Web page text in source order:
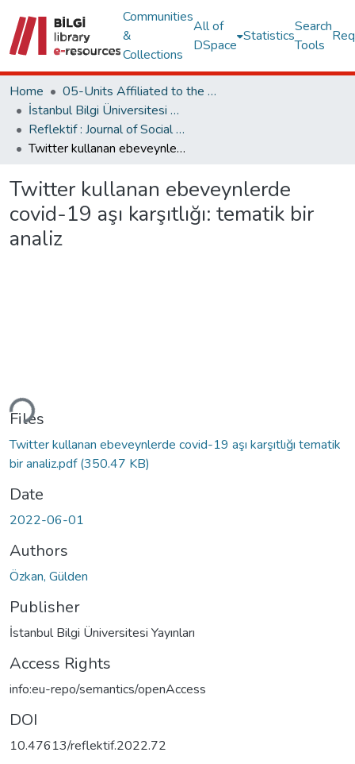
Communities
&
Collections
All of
DSpace
Statistics
Search
Tools
Home
05-Units Affiliated to the Rectorate
İstanbul Bilgi Üniversitesi Dergileri
Reflektif : Journal of Social Sciences
Twitter kullanan ebeveynlerde covid-19 aşı karşıtlığı: tematik bir analiz
Twitter kullanan ebeveynlerde
covid-19 aşı karşıtlığı: tematik bir
analiz
Loading...
Files
Twitter kullanan ebeveynlerde covid-19 aşı karşıtlığı tematik
bir analiz.pdf(350.47 KB)
Date
2022-06-01
Authors
Özkan, Gülden
Publisher
İstanbul Bilgi Üniversitesi Yayınları
Access Rights
info:eu-repo/semantics/openAccess
DOI
10.47613/reflektif.2022.72